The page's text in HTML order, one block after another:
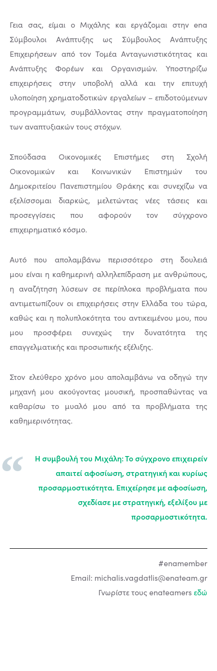
Γεια σας, είμαι ο Μιχάλης και εργάζομαι στην ena
Σύμβουλοι Ανάπτυξης ως Σύμβουλος Ανάπτυξης
Επιχειρήσεων από τον Τομέα Ανταγωνιστικότητας και
Ανάπτυξης Φορέων και Οργανισμών. Υποστηρίζω
επιχειρήσεις στην υποβολή αλλά και την επιτυχή
υλοποίηση χρηματοδοτικών εργαλείων – επιδοτούμενων
προγραμμάτων, συμβάλλοντας στην πραγματοποίηση
των αναπτυξιακών τους στόχων.
Σπούδασα Οικονομικές Επιστήμες στη Σχολή
Οικονομικών και Κοινωνικών Επιστημών του
Δημοκριτείου Πανεπιστημίου Θράκης και συνεχίζω να
εξελίσσομαι διαρκώς, μελετώντας νέες τάσεις και
προσεγγίσεις που αφορούν τον σύγχρονο
επιχειρηματικό κόσμο.
Αυτό που απολαμβάνω περισσότερο στη δουλειά
μου είναι η καθημερινή αλληλεπίδραση με ανθρώπους,
η αναζήτηση λύσεων σε περίπλοκα προβλήματα που
αντιμετωπίζουν οι επιχειρήσεις στην Ελλάδα του τώρα,
καθώς και η πολυπλοκότητα του αντικειμένου μου, που
μου προσφέρει συνεχώς την δυνατότητα της
επαγγελματικής και προσωπικής εξέλιξης.
Στον ελεύθερο χρόνο μου απολαμβάνω να οδηγώ την
μηχανή μου ακούγοντας μουσική, προσπαθώντας να
καθαρίσω το μυαλό μου από τα προβλήματα της
καθημερινότητας.
Η συμβουλή του Μιχάλη: Το σύγχρονο επιχειρείν
απαιτεί αφοσίωση, στρατηγική και κυρίως
προσαρμοστικότητα. Επιχείρησε με αφοσίωση,
σχεδίασε με στρατηγική, εξελίξου με
προσαρμοστικότητα.
#enamember
Email: michalis.vagdatlis@enateam.gr
Γνωρίστε τους enateamersεδώ